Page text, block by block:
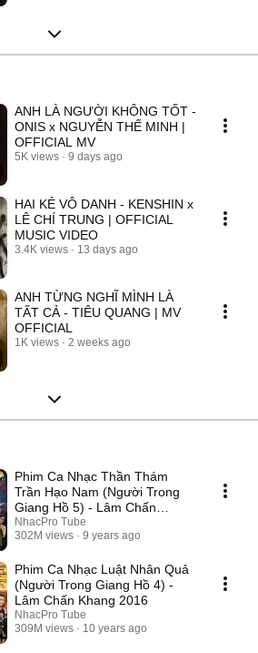
ANH LÀ NGƯỜI KHÔNG TỐT -
ONIS x NGUYỄN THẾ MINH |
OFFICIAL MV
5K views 9 days ago
HAI KẺ VÔ DANH - KENSHIN x
LÊ CHÍ TRUNG | OFFICIAL
MUSIC VIDEO
3.4K views 13 days ago
ANH TỪNG NGHĨ MÌNH LÀ
TẤT CẢ - TIÊU QUANG | MV
OFFICIAL
1K views 2 weeks ago
Phim Ca Nhạc Thần Thám
Trần Hạo Nam (Người Trong
Giang Hồ 5) - Lâm Chấn
Khang 2017
NhacPro Tube
302M views
9 years ago
Phim Ca Nhạc Luật Nhân Quả
(Người Trong Giang Hồ 4) -
Lâm Chấn Khang 2016
NhacPro Tube
309M views
10 years ago